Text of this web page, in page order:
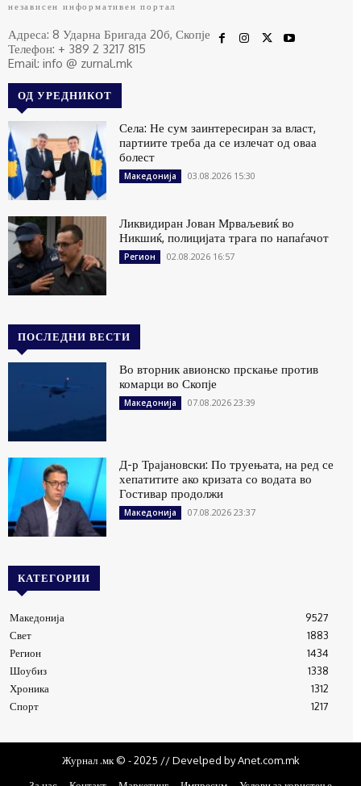
независен информативен портал
Адреса: 8 Ударна Бригада 20б, Скопје
Телефон: + 389 2 3217 815
Email: info @ zurnal.mk
ОД УРЕДНИКОТ
Села: Не сум заинтересиран за власт,
партиите треба да се излечат од оваа
болест
Македонија 03.08.2026 15:30
Ликвидиран Јован Мрваљевиќ во
Никшиќ, полицијата трага по напаѓачот
Регион 02.08.2026 16:57
ПОСЛЕДНИ ВЕСТИ
Во вторник авионско прскање против
комарци во Скопје
Македонија 07.08.2026 23:39
Д-р Трајановски: По труењата, на ред се
хепатитите ако кризата со водата во
Гостивар продолжи
Македонија 07.08.2026 23:37
КАТЕГОРИИ
Македонија
9527
Свет
1883
Регион
1434
Шоубиз
1338
Хроника
1312
Спорт
1217
Журнал .мк © - 2025 // Develped by Anet.com.mk